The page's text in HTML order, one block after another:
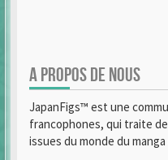
A PROPOS DE NOUS
JapanFigs™ est une
francophones, qui traite
issues du monde du